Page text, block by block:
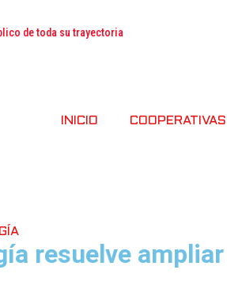
de toda su trayectoria
INICIO COOPERATIVAS
resuelve